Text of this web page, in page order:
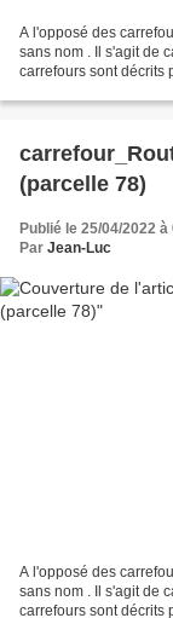
A l'opposé des
sans nom . Il s'agit de
carrefours sont décrits
(parcelle 78)
Publié le 25/04/2022 à
Par Jean-Luc
A l'opposé des
sans nom . Il s'agit de
carrefours sont décrits